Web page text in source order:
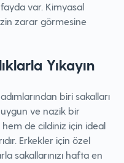
var. Kimyasal
zarar görmesine
Yıkayın
biri sakalları
uygun ve nazik bir
hem de cildiniz için ideal
Erkekler için özel
sakallarınızı hafta en